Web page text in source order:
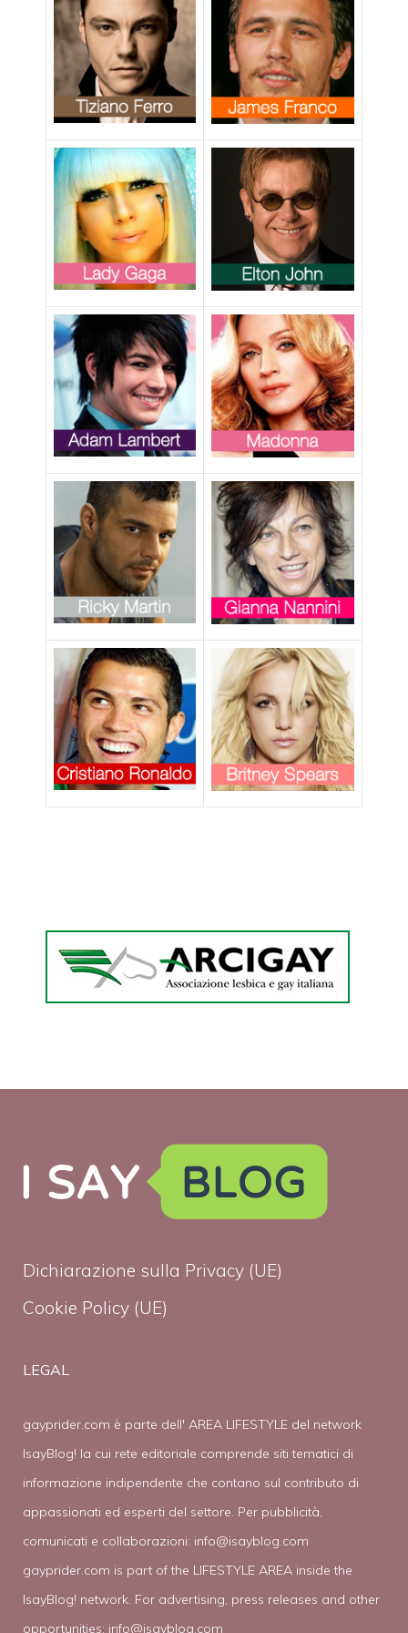
Dichiarazione sulla Privacy (UE)
Cookie Policy (UE)
LEGAL
gayprider.com è parte dell' AREA LIFESTYLE del network
IsayBlog! la cui rete editoriale comprende siti tematici di
informazione indipendente che contano sul contributo di
appassionati ed esperti del settore. Per pubblicità,
comunicati e collaborazioni: info@isayblog.com
gayprider.com is part of the LIFESTYLE AREA inside the
IsayBlog! network. For advertising, press releases and other
opportunities: info@isayblog.com